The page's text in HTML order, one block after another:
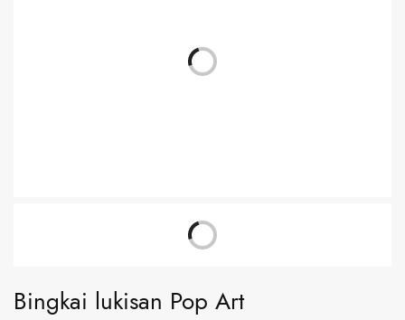
Bingkai lukisan Pop Art